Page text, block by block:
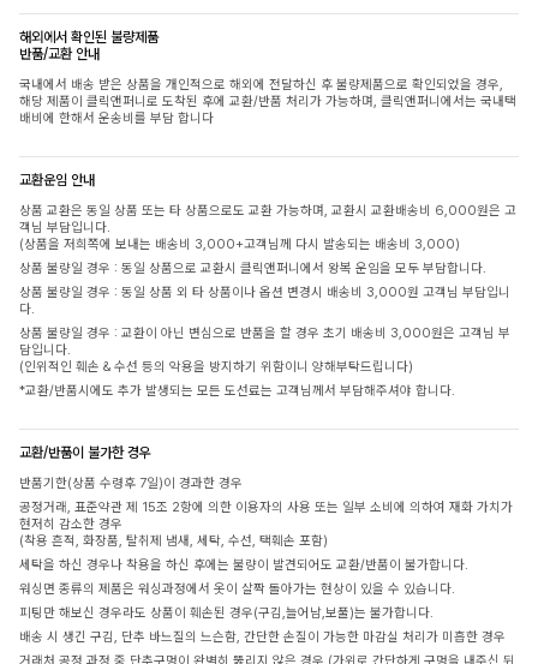
해외에서 확인된 불량제품
반품/교환 안내
국내에서 배송 받은 상품을 개인적으로 해외에 전달하신 후 불량제품으로 확인되었을 경우,
해당 제품이 클릭앤퍼니로 도착된 후에 교환/반품 처리가 가능하며, 클릭앤퍼니에서는 국내택
배비에 한해서 운송비를 부담 합니다
교환운임 안내
상품 교환은 동일 상품 또는 타 상품으로도 교환 가능하며, 교환시 교환배송비 6,000원은 고
객님 부담입니다.
(상품을 저희쪽에 보내는 배송비 3,000+고객님께 다시 발송되는 배송비 3,000)
상품 불량일 경우 : 동일 상품으로 교환시 클릭앤퍼니에서 왕복 운임을 모두 부담합니다.
상품 불량일 경우 : 동일 상품 외 타 상품이나 옵션 변경시 배송비 3,000원 고객님 부담입니
다.
상품 불량일 경우 : 교환이 아닌 변심으로 반품을 할 경우 초기 배송비 3,000원은 고객님 부
담입니다.
(인위적인 훼손 & 수선 등의 악용을 방지하기 위함이니 양해부탁드립니다)
*교환/반품시에도 추가 발생되는 모든 도선료는 고객님께서 부담해주셔야 합니다.
교환/반품이 불가한 경우
반품기한(상품 수령후 7일)이 경과한 경우
공정거래, 표준약관 제 15조 2항에 의한 이용자의 사용 또는 일부 소비에 의하여 재화 가치가
현저히 감소한 경우
(착용 흔적, 화장품, 탈취제 냄새, 세탁, 수선, 택훼손 포함)
세탁을 하신 경우나 착용을 하신 후에는 불량이 발견되어도 교환/반품이 불가합니다.
워싱면 종류의 제품은 워싱과정에서 옷이 살짝 돌아가는 현상이 있을 수 있습니다.
피팅만 해보신 경우라도 상품이 훼손된 경우(구김,늘어남,보풀)는 불가합니다.
배송 시 생긴 구김, 단추 바느질의 느슨함, 간단한 손질이 가능한 마감실 처리가 미흡한 경우